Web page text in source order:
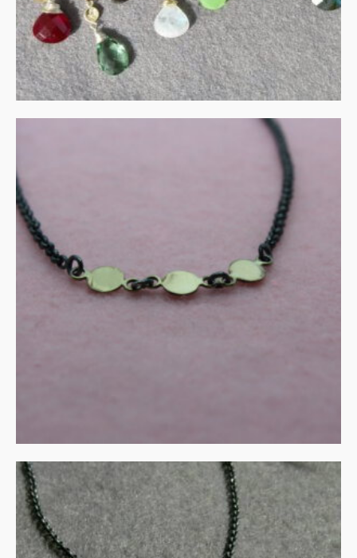
IN WINKELMAND
Collier in zwart zilver en
€125.00